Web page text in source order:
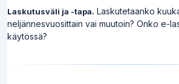
Laskutusväli ja -tapa. Laskutetaanko
neljännesvuosittain vai muutoin? Onko e-
käytössä?